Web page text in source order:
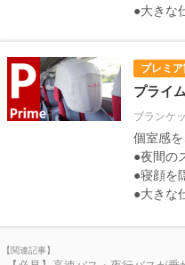
●大きな
プレミア
プライ
ブランケ
個室感
●夜間の
●寝顔を
●大きな